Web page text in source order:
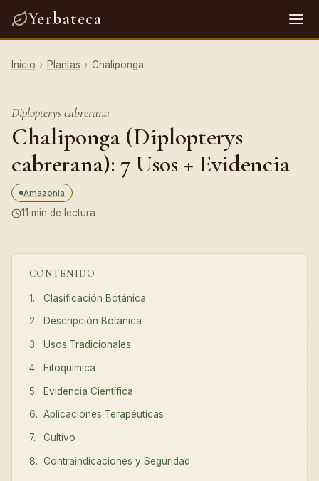
Yerbateca
Inicio › Plantas › Chaliponga
Diplopterys cabrerana
Chaliponga (Diplopterys
cabrerana): 7 Usos + Evidencia
Amazonia
11 min de lectura
CONTENIDO
Clasificación Botánica
Descripción Botánica
Usos Tradicionales
Fitoquímica
Evidencia Científica
Aplicaciones Terapéuticas
Cultivo
Contraindicaciones y Seguridad